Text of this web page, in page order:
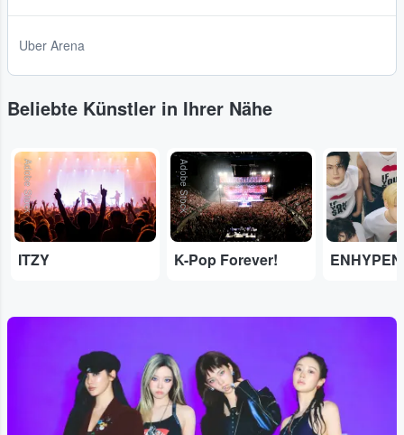
Uber Arena
Beliebte Künstler in Ihrer Nähe
Adobe Stock
ITZY
Adobe Stock
K-Pop Forever!
...
ENHYPEN